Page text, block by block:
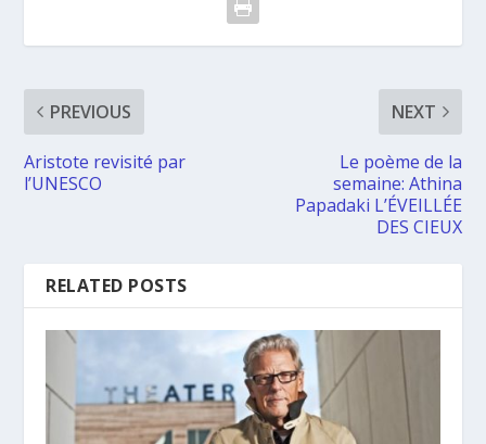
PREVIOUS
Aristote revisité par
l’UNESCO
NEXT
Le poème de la
semaine: Athina
Papadaki L’ÉVEILLÉE
DES CIEUX
RELATED POSTS